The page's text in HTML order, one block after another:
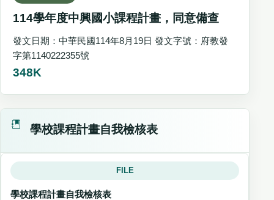
114學年度中興國小課程計畫，同意備查
發文日期：中華民國114年8月19日 發文字號：府教發
字第1140222355號
348K
學校課程計畫自我檢核表
FILE
學校課程計畫自我檢核表